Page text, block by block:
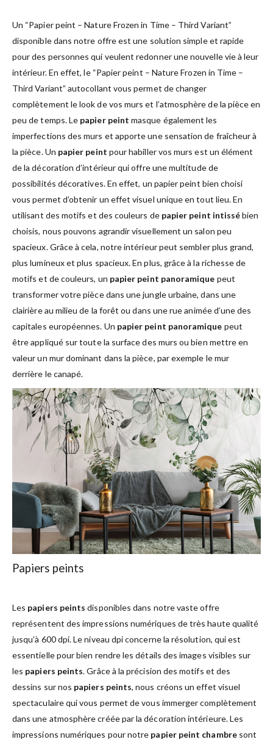
Un “Papier peint – Nature Frozen in Time – Third Variant”
disponible dans notre offre est une solution simple et rapide
pour des personnes qui veulent redonner une nouvelle vie à leur
intérieur. En effet, le “Papier peint – Nature Frozen in Time –
Third Variant” autocollant vous permet de changer
complètement le look de vos murs et l’atmosphère de la pièce en
peu de temps. Le papier peint masque également les
imperfections des murs et apporte une sensation de fraîcheur à
la pièce. Un papier peint pour habiller vos murs est un élément
de la décoration d’intérieur qui offre une multitude de
possibilités décoratives. En effet, un papier peint bien choisi
vous permet d’obtenir un effet visuel unique en tout lieu. En
utilisant des motifs et des couleurs de papier peint intissébien
choisis, nous pouvons agrandir visuellement un salon peu
spacieux. Grâce à cela, notre intérieur peut sembler plus grand,
plus lumineux et plus spacieux. En plus, grâce à la richesse de
motifs et de couleurs, un papier peint panoramique peut
transformer votre pièce dans une jungle urbaine, dans une
clairière au milieu de la forêt ou dans une rue animée d’une des
capitales européennes. Un papier peint panoramique peut
être appliqué sur toute la surface des murs ou bien mettre en
valeur un mur dominant dans la pièce, par exemple le mur
derrière le canapé.
Papiers peints
Les papiers peints disponibles dans notre vaste offre
représentent des impressions numériques de très haute qualité
jusqu’à 600 dpi. Le niveau dpi concerne la résolution, qui est
essentielle pour bien rendre les détails des images visibles sur
les papiers peints. Grâce à la précision des motifs et des
dessins sur nos papiers peints, nous créons un effet visuel
spectaculaire qui vous permet de vous immerger complètement
dans une atmosphère créée par la décoration intérieure. Les
impressions numériques pour notre papier peint chambresont